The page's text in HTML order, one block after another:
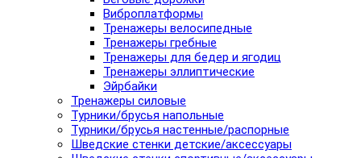
Виброплатформы
Тренажеры велосипедные
Тренажеры гребные
Тренажеры для бедер и ягодиц
Тренажеры эллиптические
Эйрбайки
Тренажеры силовые
Турники/брусья напольные
Турники/брусья настенные/распорные
Шведские стенки детские/аксессуары